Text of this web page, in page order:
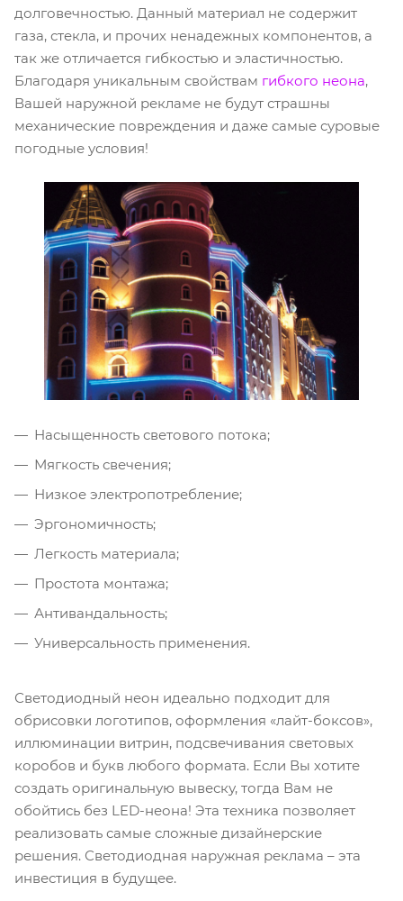
долговечностью. Данный материал не содержит
газа, стекла, и прочих ненадежных компонентов, а
так же отличается гибкостью и эластичностью.
Благодаря уникальным свойствам гибкого неона,
Вашей наружной рекламе не будут страшны
механические повреждения и даже самые суровые
погодные условия!
Насыщенность светового потока;
Мягкость свечения;
Низкое электропотребление;
Эргономичность;
Легкость материала;
Простота монтажа;
Антивандальность;
Универсальность применения.
Светодиодный неон идеально подходит для
обрисовки логотипов, оформления «лайт-боксов»,
иллюминации витрин, подсвечивания световых
коробов и букв любого формата. Если Вы хотите
создать оригинальную вывеску, тогда Вам не
обойтись без LED-неона! Эта техника позволяет
реализовать самые сложные дизайнерские
решения. Светодиодная наружная реклама – эта
инвестиция в будущее.